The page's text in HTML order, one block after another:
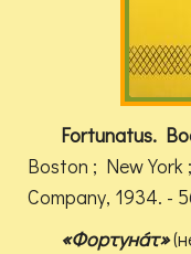
Fortunatus.
Boston ; New
Company, 1934. -
«Фортуна́т»